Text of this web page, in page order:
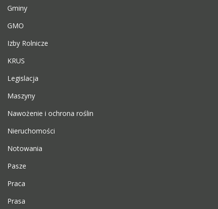
Gminy
GMO
Izby Rolnicze
KRUS
Legislacja
Maszyny
Nawożenie i ochrona roślin
Nieruchomości
Notowania
Pasze
Praca
Prasa